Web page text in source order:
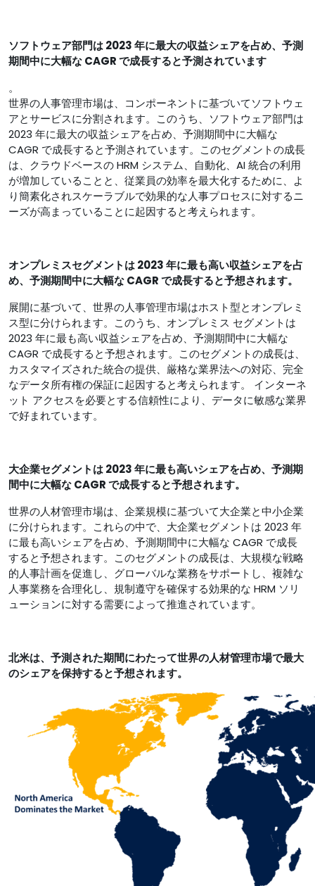
ソフトウェア部門は 2023 年に最大の収益シェアを占め、予測
期間中に大幅な CAGR で成長すると予測されています
。
世界の人事管理市場は、コンポーネントに基づいてソフトウェ
アとサービスに分割されます。このうち、ソフトウェア部門は
2023 年に最大の収益シェアを占め、予測期間中に大幅な
CAGR で成長すると予測されています。このセグメントの成長
は、クラウドベースの HRM システム、自動化、AI 統合の利用
が増加していることと、従業員の効率を最大化するために、よ
り簡素化されスケーラブルで効果的な人事プロセスに対するニ
ーズが高まっていることに起因すると考えられます。
オンプレミスセグメントは 2023 年に最も高い収益シェアを占
め、予測期間中に大幅な CAGR で成長すると予想されます。
展開に基づいて、世界の人事管理市場はホスト型とオンプレミ
ス型に分けられます。このうち、オンプレミス セグメントは
2023 年に最も高い収益シェアを占め、予測期間中に大幅な
CAGR で成長すると予想されます。このセグメントの成長は、
カスタマイズされた統合の提供、厳格な業界法への対応、完全
なデータ所有権の保証に起因すると考えられます。 インターネ
ット アクセスを必要とする信頼性により、データに敏感な業界
で好まれています。
大企業セグメントは 2023 年に最も高いシェアを占め、予測期
間中に大幅な CAGR で成長すると予想されます。
世界の人材管理市場は、企業規模に基づいて大企業と中小企業
に分けられます。これらの中で、大企業セグメントは 2023 年
に最も高いシェアを占め、予測期間中に大幅な CAGR で成長
すると予想されます。このセグメントの成長は、大規模な戦略
的人事計画を促進し、グローバルな業務をサポートし、複雑な
人事業務を合理化し、規制遵守を確保する効果的な HRM ソリ
ューションに対する需要によって推進されています。
北米は、予測された期間にわたって世界の人材管理市場で最大
のシェアを保持すると予想されます。